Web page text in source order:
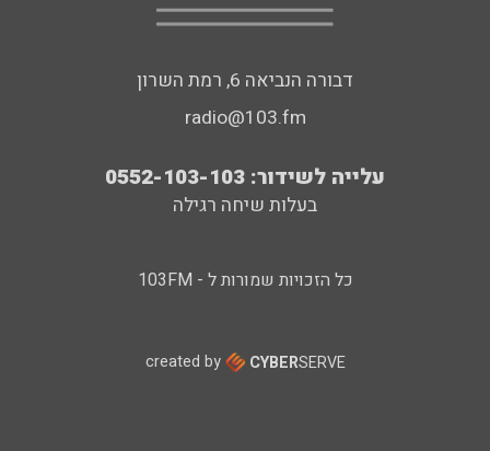
דבורה הנביאה 6, רמת השרון
radio@103.fm
עלייה לשידור: 0552-103-103
בעלות שיחה רגילה
כל הזכויות שמורות ל - 103FM
created by CYBERSERVE